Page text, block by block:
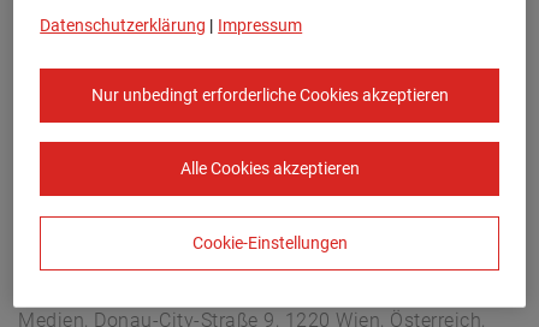
Medien, Donau-City-Straße 9, 1220 Wien, Österreich,
Datenschutzerklärung | Impressum
Nur unbedingt erforderliche Cookies akzeptieren
Alle Cookies akzeptieren
Cookie-Einstellungen